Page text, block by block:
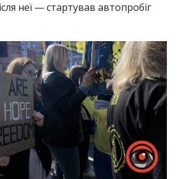
неї — стартував автопробіг